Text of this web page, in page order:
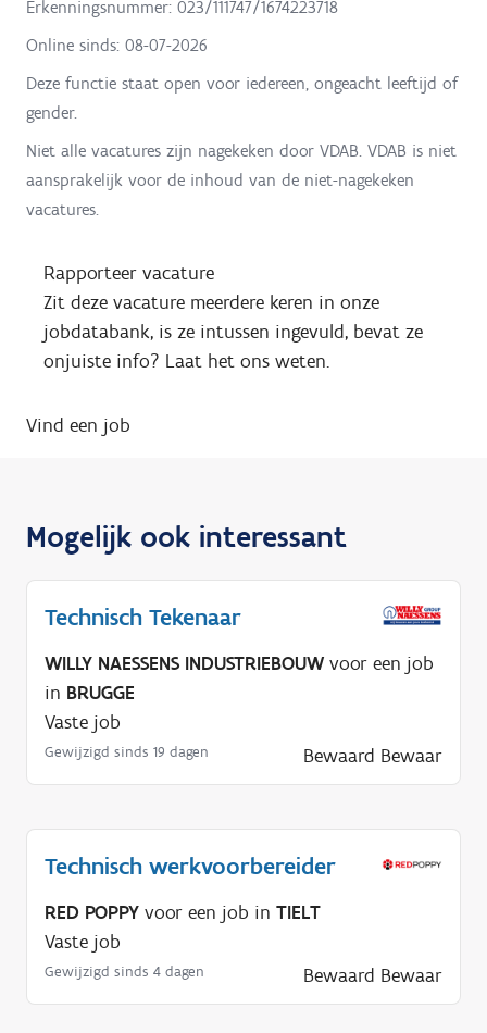
Erkenningsnummer: 023/111747/1674223718
Online sinds: 08-07-2026
Deze functie staat open voor iedereen, ongeacht leeftijd of
gender.
Niet alle vacatures zijn nagekeken door VDAB. VDAB is niet
aansprakelijk voor de inhoud van de niet-nagekeken
vacatures.
Rapporteer vacature
Zit deze vacature meerdere keren in onze
jobdatabank, is ze intussen ingevuld, bevat ze
onjuiste info? Laat het ons weten.
Vind een job
Mogelijk ook interessant
Technisch Tekenaar
WILLY NAESSENS INDUSTRIEBOUW voor een job
in BRUGGE
Vaste job
Gewijzigd sinds 19 dagen Bewaard Bewaar
Technisch werkvoorbereider
RED POPPY voor een job in TIELT
Vaste job
Gewijzigd sinds 4 dagen Bewaard Bewaar